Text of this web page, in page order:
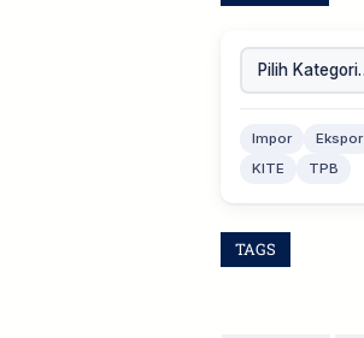
Impor Ekspor
KITE
TPB
TAGS